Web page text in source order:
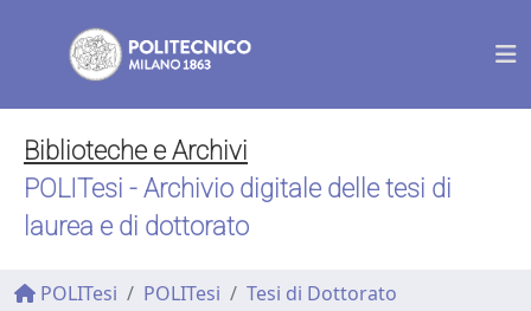
Biblioteche e Archivi
POLITesi - Archivio digitale delle tesi di
laurea e di dottorato
POLITesi POLITesi Tesi di Dottorato